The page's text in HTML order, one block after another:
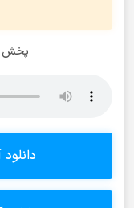
پخش
دانلود